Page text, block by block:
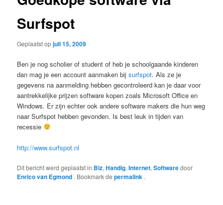
Surfspot
Geplaatst opjuli 15, 2009
Ben je nog scholier of student of heb je schoolgaande kinderen
dan mag je een account aanmaken bijsurfspot. Als ze je
gegevens na aanmelding hebben gecontroleerd kan je daar voor
aantrekkelijke prijzen software kopen zoals Microsoft Office en
Windows. Er zijn echter ook andere software makers die hun weg
naar Surfspot hebben gevonden. Is best leuk in tijden van
recessie
http://www.surfspot.nl
Dit bericht werd geplaatst in Biz,Handig,Internet,Softwaredoor
Enrico van Egmond . Bookmark depermalink .